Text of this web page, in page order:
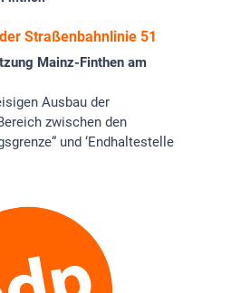
Straßenbahnlinie 51
Mainz-Finthen am
Ausbau der
zwischen den
und ‘Endhaltestelle